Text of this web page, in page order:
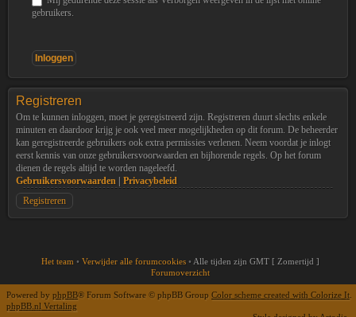
gebruikers.
Registreren
Om te kunnen inloggen, moet je geregistreerd zijn. Registreren duurt slechts enkele
minuten en daardoor krijg je ook veel meer mogelijkheden op dit forum. De beheerder
kan geregistreerde gebruikers ook extra permissies verlenen. Neem voordat je inlogt
eerst kennis van onze gebruikersvoorwaarden en bijhorende regels. Op het forum
dienen de regels altijd te worden nageleefd.
Gebruikersvoorwaarden
Privacybeleid
Registreren
Het team • Verwijder alle forumcookies • Alle tijden zijn GMT [ Zomertijd ]
Forumoverzicht
Powered by phpBB® Forum Software © phpBB Group Color scheme created with Colorize It
phpBB.nl Vertaling